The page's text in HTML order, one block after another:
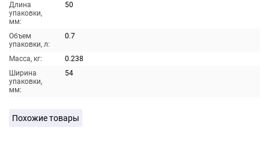
Длина
упаковки,
мм:
50
Объем
упаковки, л:
0.7
Масса, кг:
0.238
Ширина
упаковки,
мм:
54
Похожие товары